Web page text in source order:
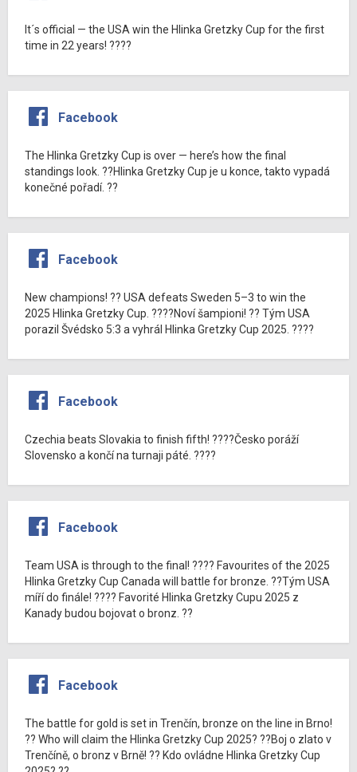
It´s official — the USA win the Hlinka Gretzky Cup for the first
time in 22 years! ????
Facebook
The Hlinka Gretzky Cup is over — here’s how the final
standings look. ??Hlinka Gretzky Cup je u konce, takto vypadá
konečné pořadí. ??
Facebook
New champions! ?? USA defeats Sweden 5–3 to win the
2025 Hlinka Gretzky Cup. ????Noví šampioni! ?? Tým USA
porazil Švédsko 5:3 a vyhrál Hlinka Gretzky Cup 2025. ????
Facebook
Czechia beats Slovakia to finish fifth! ????Česko poráží
Slovensko a končí na turnaji páté. ????
Facebook
Team USA is through to the final! ???? Favourites of the 2025
Hlinka Gretzky Cup Canada will battle for bronze. ??Tým USA
míří do finále! ???? Favorité Hlinka Gretzky Cupu 2025 z
Kanady budou bojovat o bronz. ??
Facebook
The battle for gold is set in Trenčín, bronze on the line in Brno!
?? Who will claim the Hlinka Gretzky Cup 2025? ??Boj o zlato v
Trenčíně, o bronz v Brně! ?? Kdo ovládne Hlinka Gretzky Cup